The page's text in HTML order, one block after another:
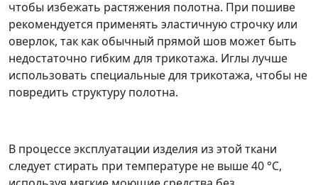
чтобы избежать растяжения полотна. При пошиве
рекомендуется применять эластичную строчку или
оверлок, так как обычный прямой шов может быть
недостаточно гибким для трикотажа. Иглы лучше
использовать специальные для трикотажа, чтобы не
повредить структуру полотна.
В процессе эксплуатации изделия из этой ткани
следует стирать при температуре не выше 40 °C,